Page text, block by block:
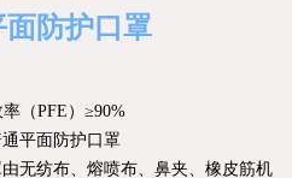
防护口罩
（PFE）≥90%
平面防护口罩
无纺布、熔喷布、鼻夹、橡皮筋机